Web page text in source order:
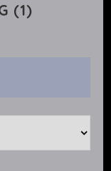
(1)